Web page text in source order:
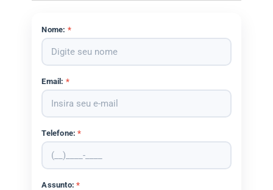
Nome: *
Email: *
Telefone:*
Assunto:*